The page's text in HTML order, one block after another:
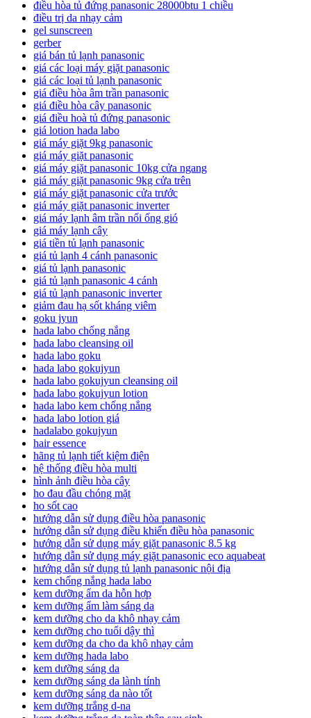
điều hòa tủ đứng panasonic 28000btu 1 chiều
điều trị da nhạy cảm
gel sunscreen
gerber
giá bán tủ lạnh panasonic
giá các loại máy giặt panasonic
giá các loại tủ lạnh panasonic
giá điều hòa âm trần panasonic
giá điều hòa cây panasonic
giá điều hoà tủ đứng panasonic
giá lotion hada labo
giá máy giặt 9kg panasonic
giá máy giặt panasonic
giá máy giặt panasonic 10kg cửa ngang
giá máy giặt panasonic 9kg cửa trên
giá máy giặt panasonic cửa trước
giá máy giặt panasonic inverter
giá máy lạnh âm trần nối ống gió
giá máy lạnh cây
giá tiền tủ lạnh panasonic
giá tủ lạnh 4 cánh panasonic
giá tủ lạnh panasonic
giá tủ lạnh panasonic 4 cánh
giá tủ lạnh panasonic inverter
giảm đau hạ sốt kháng viêm
goku jyun
hada labo chống nắng
hada labo cleansing oil
hada labo goku
hada labo gokujyun
hada labo gokujyun cleansing oil
hada labo gokujyun lotion
hada labo kem chống nắng
hada labo lotion giá
hadalabo gokujyun
hair essence
hãng tủ lạnh tiết kiệm điện
hệ thống điều hòa multi
hình ảnh điều hòa cây
ho đau đầu chóng mặt
ho sốt cao
hướng dẫn sử dụng điều hòa panasonic
hướng dẫn sử dụng điều khiển điều hòa panasonic
hướng dẫn sử dụng máy giặt panasonic 8.5 kg
hướng dẫn sử dụng máy giặt panasonic eco aquabeat
hướng dẫn sử dụng tủ lạnh panasonic nội địa
kem chống nắng hada labo
kem dưỡng ẩm da hỗn hợp
kem dưỡng ẩm làm sáng da
kem dưỡng cho da khô nhạy cảm
kem dưỡng cho tuổi dậy thì
kem dưỡng da cho da khô nhạy cảm
kem dưỡng hada labo
kem dưỡng sáng da
kem dưỡng sáng da lành tính
kem dưỡng sáng da nào tốt
kem dưỡng trắng d-na